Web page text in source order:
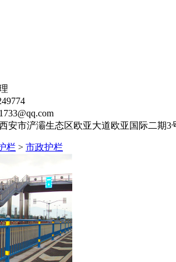
安市浐灞生态区欧亚大道欧亚国际二期3
栏 > 市政护栏